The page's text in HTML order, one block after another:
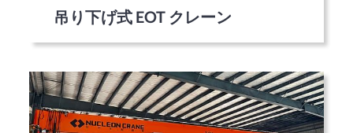
吊り下げ式 EOT クレーン